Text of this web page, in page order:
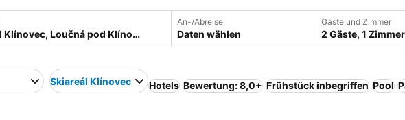
An-/Abreise
Daten wählen
Gäste und Zimmer
2 Gäste, 1 Zimmer
Skiareál Klínovec Hotels Bewertung: 8,0+ Frühstück inbegriffen Pool